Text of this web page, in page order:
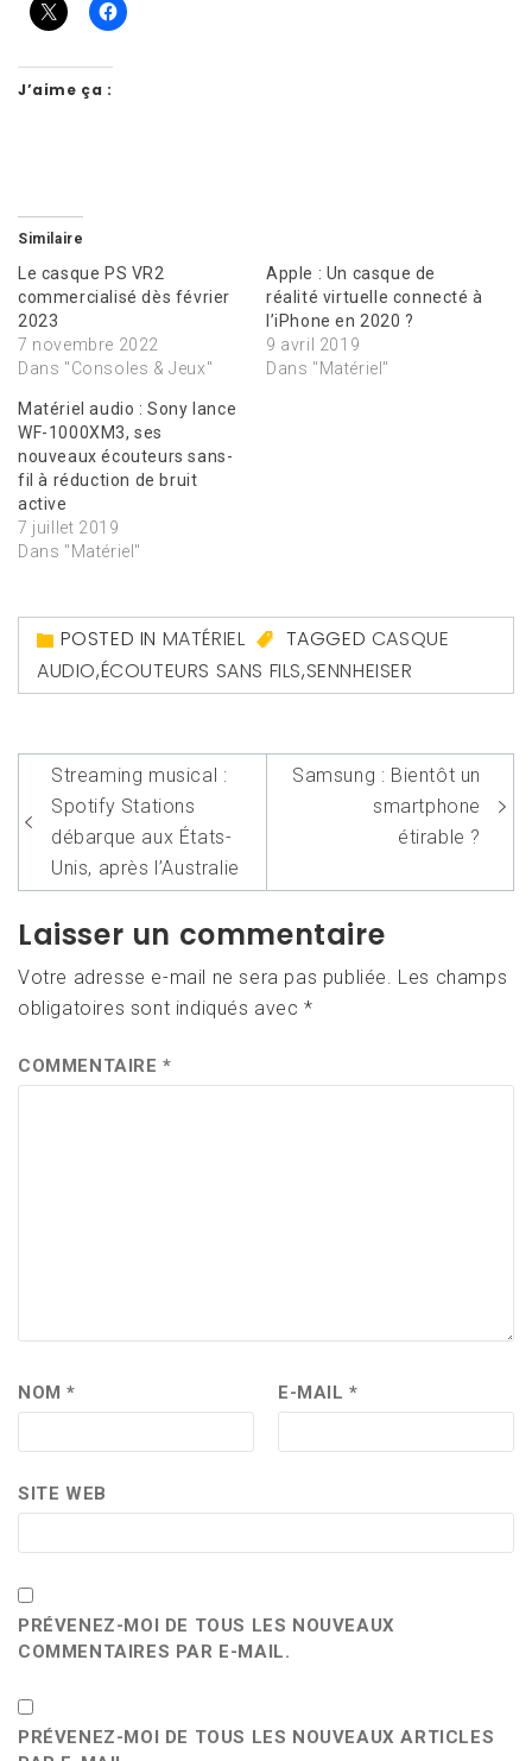
J’aime ça :
Similaire
Le casque PS VR2
commercialisé dès février
2023
7 novembre 2022
Dans "Consoles & Jeux"
Apple : Un casque de
réalité virtuelle connecté à
l’iPhone en 2020 ?
9 avril 2019
Dans "Matériel"
Matériel audio : Sony lance
WF-1000XM3, ses
nouveaux écouteurs sans-
fil à réduction de bruit
active
7 juillet 2019
Dans "Matériel"
POSTED IN MATÉRIEL TAGGED CASQUE
AUDIO,ÉCOUTEURS SANS FILS,SENNHEISER
Navigation
de
l’article
Streaming musical :
Spotify Stations
débarque aux États-
Unis, après l’Australie
Samsung : Bientôt un
smartphone
étirable ?
Laisser un commentaire
Votre adresse e-mail ne sera pas publiée.
Les champs
obligatoires sont indiqués avec*
COMMENTAIRE*
NOM* E-MAIL*
SITE WEB
PRÉVENEZ-MOI DE TOUS LES NOUVEAUX
COMMENTAIRES PAR E-MAIL.
PRÉVENEZ-MOI DE TOUS LES NOUVEAUX ARTICLES